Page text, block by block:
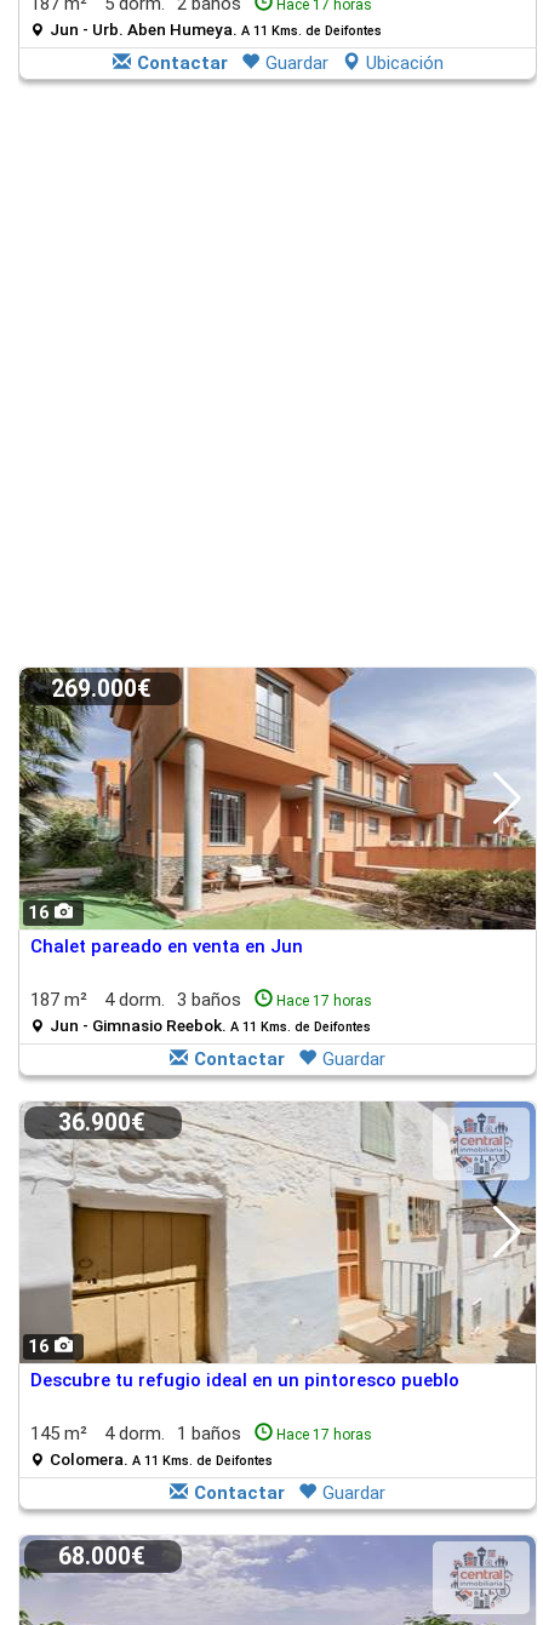
Hace 17 horas
Jun - Urb. Aben Humeya. A 11 Kms. de Deifontes
Contactar Guardar Ubicación
16
269.000€
Chalet pareado en venta en Jun
187 m² 4 dorm. 3 baños Hace 17 horas
Jun - Gimnasio Reebok. A 11 Kms. de Deifontes
Contactar Guardar
16
36.900€
Descubre tu refugio ideal en un pintoresco pueblo
145 m² 4 dorm. 1 baños Hace 17 horas
Colomera. A 11 Kms. de Deifontes
Contactar Guardar
68.000€